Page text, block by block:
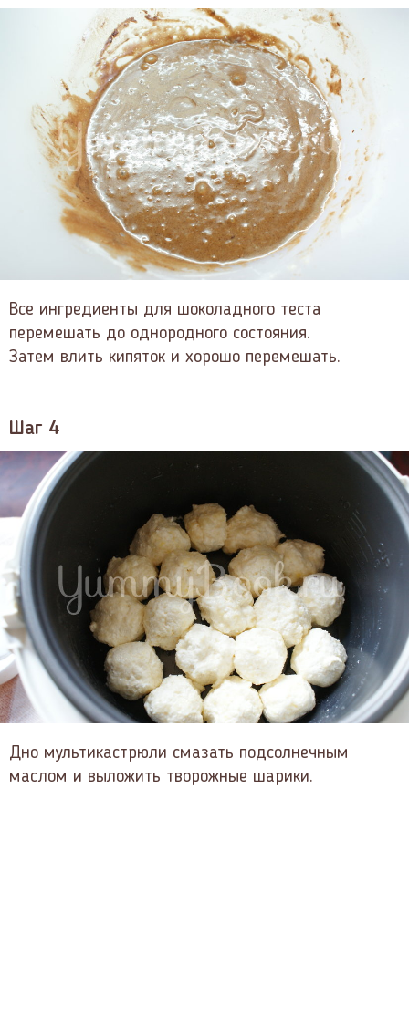
Все ингредиенты для шоколадного теста
перемешать до однородного состояния.
Затем влить кипяток и хорошо перемешать.
Шаг 4
Дно мультикастрюли смазать подсолнечным
маслом и выложить творожные шарики.